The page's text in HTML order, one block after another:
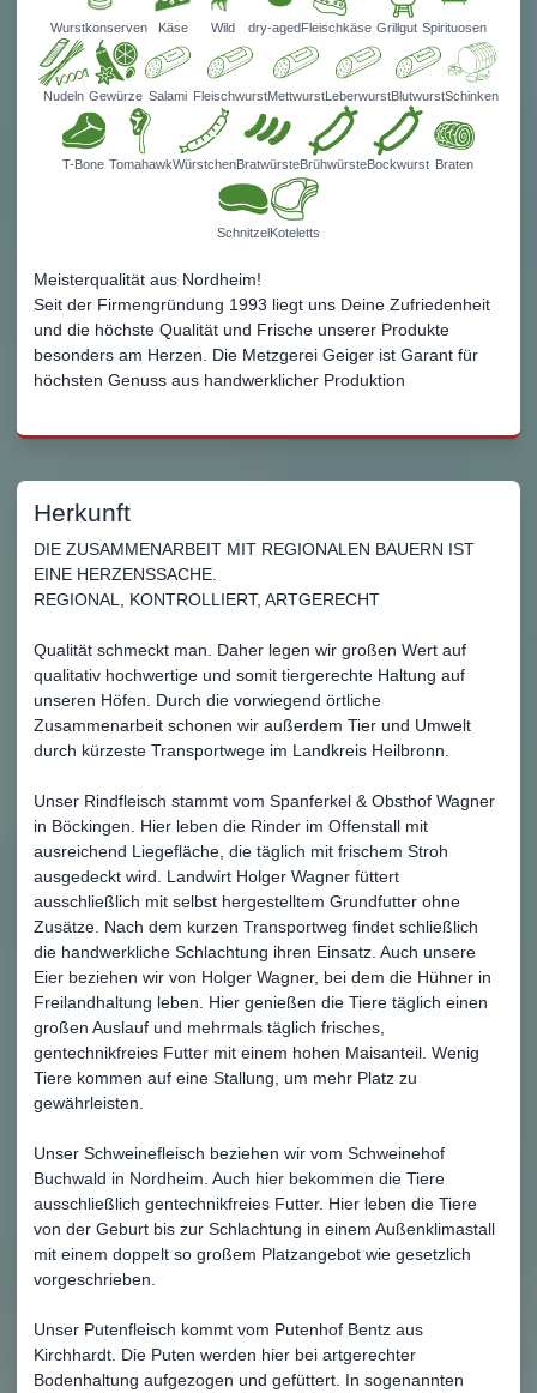
Wurstkonserven Käse Wild dry-agedFleischkäse Grillgut Spirituosen
Nudeln Gewürze Salami FleischwurstMettwurstLeberwurstBlutwurstSchinken
T-Bone TomahawkWürstchenBratwürsteBrühwürsteBockwurst Braten
SchnitzelKoteletts
Meisterqualität aus Nordheim!
Seit der Firmengründung 1993 liegt uns Deine Zufriedenheit
und die höchste Qualität und Frische unserer Produkte
besonders am Herzen. Die Metzgerei Geiger ist Garant für
höchsten Genuss aus handwerklicher Produktion
Herkunft
DIE ZUSAMMENARBEIT MIT REGIONALEN BAUERN IST
EINE HERZENSSACHE.
REGIONAL, KONTROLLIERT, ARTGERECHT
Qualität schmeckt man. Daher legen wir großen Wert auf
qualitativ hochwertige und somit tiergerechte Haltung auf
unseren Höfen. Durch die vorwiegend örtliche
Zusammenarbeit schonen wir außerdem Tier und Umwelt
durch kürzeste Transportwege im Landkreis Heilbronn.
Unser Rindfleisch stammt vom Spanferkel & Obsthof Wagner
in Böckingen. Hier leben die Rinder im Offenstall mit
ausreichend Liegefläche, die täglich mit frischem Stroh
ausgedeckt wird. Landwirt Holger Wagner füttert
ausschließlich mit selbst hergestelltem Grundfutter ohne
Zusätze. Nach dem kurzen Transportweg findet schließlich
die handwerkliche Schlachtung ihren Einsatz. Auch unsere
Eier beziehen wir von Holger Wagner, bei dem die Hühner in
Freilandhaltung leben. Hier genießen die Tiere täglich einen
großen Auslauf und mehrmals täglich frisches,
gentechnikfreies Futter mit einem hohen Maisanteil. Wenig
Tiere kommen auf eine Stallung, um mehr Platz zu
gewährleisten.
Unser Schweinefleisch beziehen wir vom Schweinehof
Buchwald in Nordheim. Auch hier bekommen die Tiere
ausschließlich gentechnikfreies Futter. Hier leben die Tiere
von der Geburt bis zur Schlachtung in einem Außenklimastall
mit einem doppelt so großem Platzangebot wie gesetzlich
vorgeschrieben.
Unser Putenfleisch kommt vom Putenhof Bentz aus
Kirchhardt. Die Puten werden hier bei artgerechter
Bodenhaltung aufgezogen und gefüttert. In sogenannten